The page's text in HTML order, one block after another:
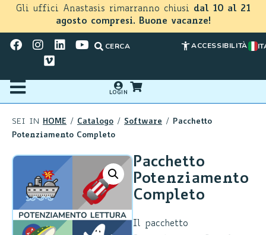
Gli uffici Anastasis rimarranno chiusi dal 10 al 21
agosto compresi. Buone vacanze!
CERCA ACCESSIBILITÀ
LOGIN
SEI IN HOME / Catalogo / Software /
Pacchetto
Potenziamento Completo
Pacchetto
Potenziamento
Completo
Il pacchetto